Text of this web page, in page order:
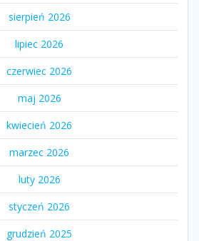
sierpień 2026
lipiec 2026
czerwiec 2026
maj 2026
kwiecień 2026
marzec 2026
luty 2026
styczeń 2026
grudzień 2025